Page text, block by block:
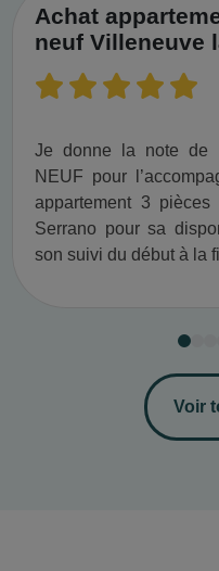
Achat
neuf Villeneuve
Je donne la note de
NEUF pour
appartement 3
Serrano pour sa
son suivi du début à la
Voir